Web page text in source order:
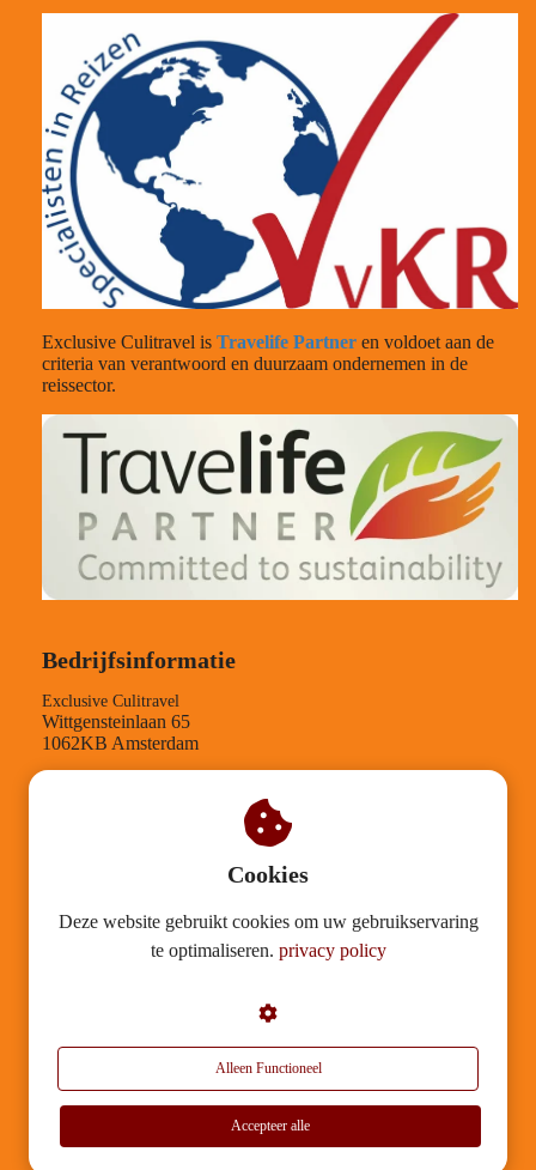
Exclusive Culitravel is Travelife Partner en voldoet aan de
criteria van verantwoord en duurzaam ondernemen in de
reissector.
Bedrijfsinformatie
Exclusive Culitravel
Wittgensteinlaan 65
1062KB Amsterdam
KVK-nummer: 30126812
BTW-nummer: NL001543958B89
Mission statement
© 2026 Exclusive Culitravel
Cookies
Deze website gebruikt cookies om uw gebruikservaring
te optimaliseren. privacy policy
Alleen Functioneel
Accepteer alle